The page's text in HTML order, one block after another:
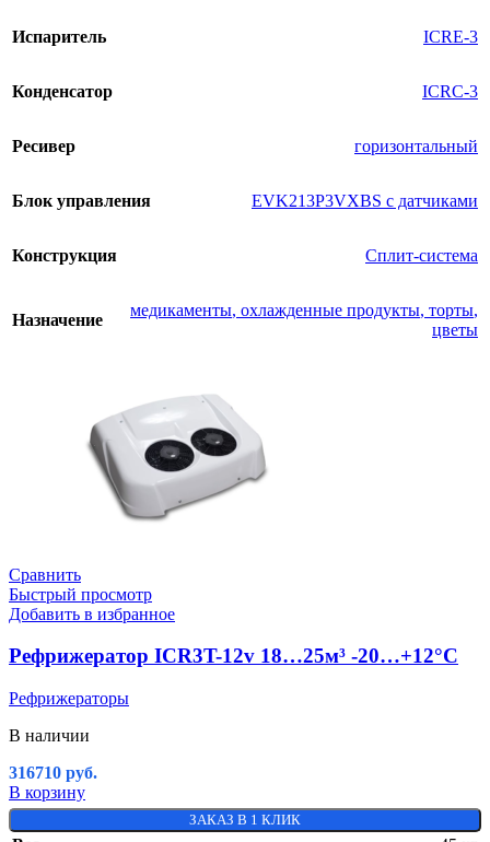
Испаритель ICRE-3
Конденсатор ICRC-3
Ресивер горизонтальный
Блок управления EVK213P3VXBS с датчиками
Конструкция Сплит-система
Назначение
медикаменты, охлажденные продукты, торты,
цветы
Сравнить
Быстрый просмотр
Добавить в избранное
Рефрижератор ICR3T-12v 18…25м³ -20…+12°C
Рефрижераторы
В наличии
316710 руб.
В корзину
ЗАКАЗ В 1 КЛИК